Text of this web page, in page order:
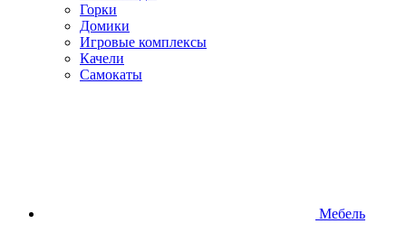
Горки
Домики
Игровые комплексы
Качели
Самокаты
Мебель